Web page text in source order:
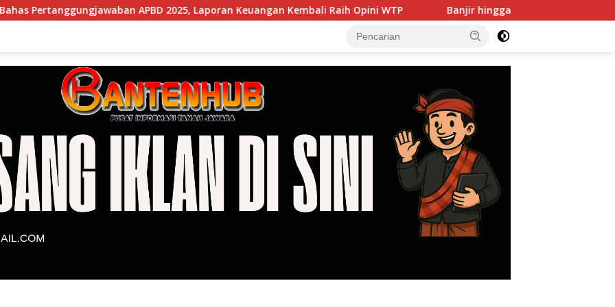
APBD 2025, Laporan Keuangan Kembali Raih Opini WTP Banjir hingga PJU Harus Jadi Prioritas, DPRD Dorong